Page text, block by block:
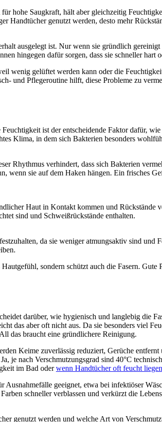
hohe Saugkraft, hält aber gleichzeitig
Handtücher genutzt werden, desto mehr
ausgelegt ist. Nur wenn sie gründlich
hingegen dafür sorgen, dass sie schneller hart
wenig gelüftet werden kann oder die
und Pflegeroutine hilft, diese Probleme zu
ist der entscheidende Faktor dafür,
Klima, in dem sich Bakterien besonders
Rhythmus verhindert, dass sich Bakterien
wenn sie auf dem Haken hängen. Ein frisches
Haut in Kontakt kommen und Rückstände
sind und Schweißrückstände enthalten.
da sie weniger atmungsaktiv sind und
sondern schützt auch die Fasern.
darüber, wie hygienisch und langlebig die
das aber oft nicht aus. Da sie besonders viel
das braucht eine gründlichere Reinigung.
Keime zuverlässig reduziert, Gerüche
nach Verschmutzungsgrad sind 40°C
im Bad oderwenn Handtücher oft feucht
geeignet, etwa bei infektiöser
schneller verblassen und verkürzt die
genutzt werden und welche Art von